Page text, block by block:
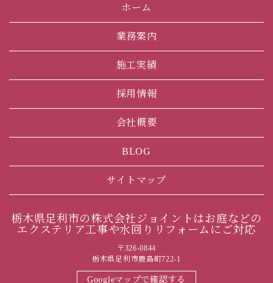
ホーム
業務案内
施工実績
採用情報
会社概要
BLOG
サイトマップ
栃木県足利市の株式会社ジョイントはお庭などの
エクステリア工事や水回りリフォームにご対応
〒326-0844
栃木県足利市鹿島町722-1
Googleマップで確認する